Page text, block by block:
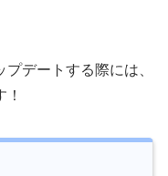
デートする際には、